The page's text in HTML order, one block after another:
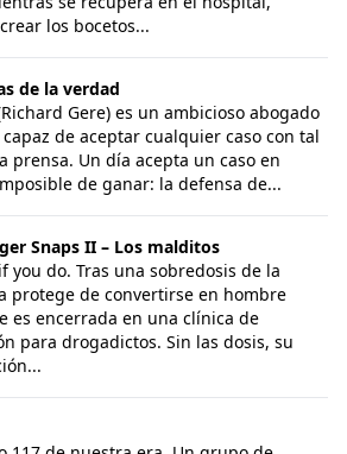
los bocetos...
de la verdad
Gere) es un ambicioso abogado
de aceptar cualquier caso con tal
prensa. Un día acepta un caso en
de ganar: la defensa de...
II – Los malditos
Snaps II – Los malditos
you do. Tras una sobredosis de la
protege de convertirse en hombre
es encerrada en una clínica de
para drogadictos. Sin las dosis, su